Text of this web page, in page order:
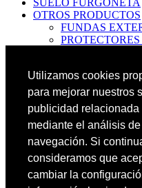
Utilizamos cookies
para mejorar nuestros
publicidad
mediante el análisis
navegación. Si
consideramos que
cambiar la
OTROS PRODUCTOS
FUNDAS
PREMIUM
BASIC
OFERTAS
NOVEDADES